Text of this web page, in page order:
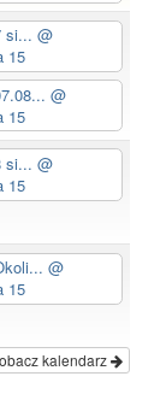
si... @
15
@
15
si... @
15
@
15
kalendarz